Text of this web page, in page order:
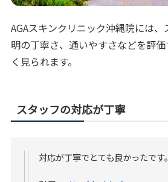
AGAスキンクリニック沖縄院には
明の丁寧さ、通いやすさなどを評
く見られます。
スタッフの対応が丁寧
対応が丁寧でとても良かったです。